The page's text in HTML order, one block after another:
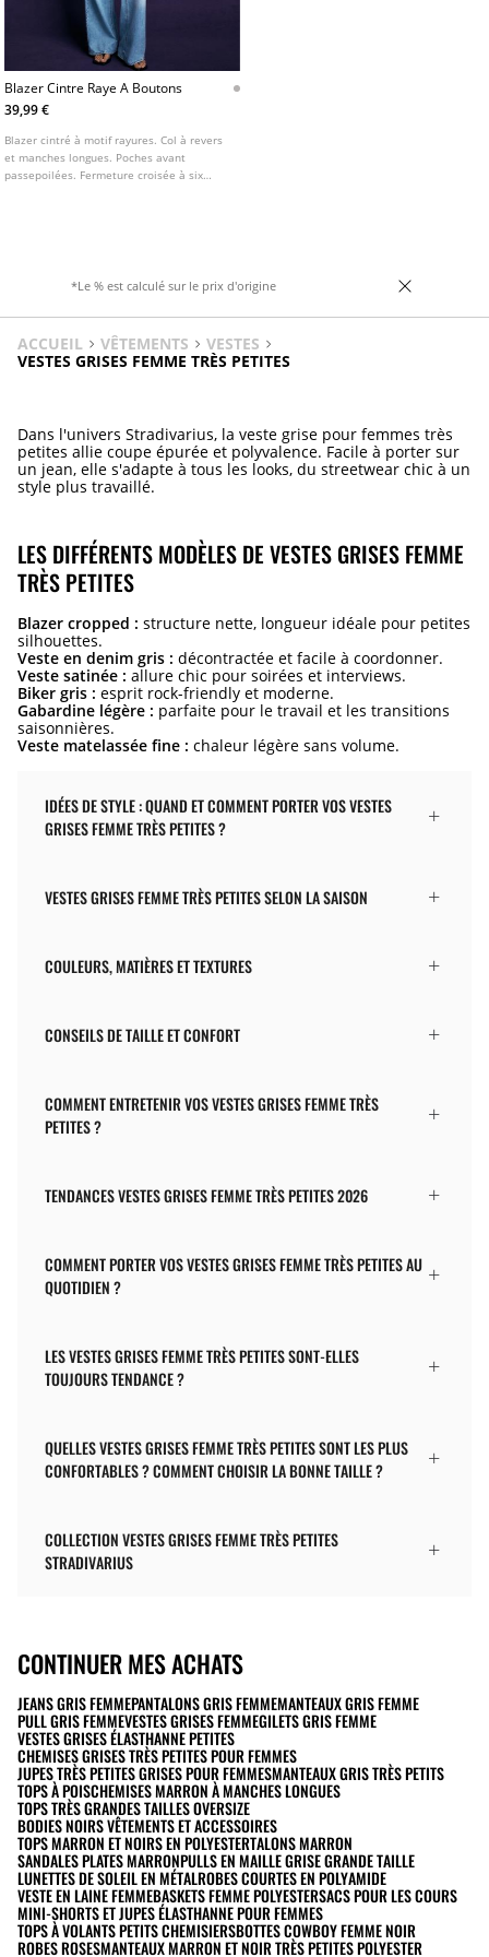
Blazer Cintre Raye A Boutons
39,99 €
Blazer cintré à motif rayures. Col à revers
et manches longues. Poches avant
passepoilées. Fermeture croisée à six
*Le % est calculé sur le prix d'origine
ACCUEIL VÊTEMENTS
VESTES
VESTES GRISES FEMME TRÈS PETITES
Dans l'univers Stradivarius, la veste grise pour femmes très
petites allie coupe épurée et polyvalence. Facile à porter sur
un jean, elle s'adapte à tous les looks, du streetwear chic à un
style plus travaillé.
LES DIFFÉRENTS MODÈLES DE VESTES GRISES FEMME
TRÈS PETITES
Blazer cropped : structure nette, longueur idéale pour petites
silhouettes.
Veste en denim gris : décontractée et facile à coordonner.
Veste satinée : allure chic pour soirées et interviews.
Biker gris : esprit rock-friendly et moderne.
Gabardine légère : parfaite pour le travail et les transitions
saisonnières.
Veste matelassée fine : chaleur légère sans volume.
IDÉES DE STYLE : QUAND ET COMMENT PORTER VOS VESTES
GRISES FEMME TRÈS PETITES ?
VESTES GRISES FEMME TRÈS PETITES SELON LA SAISON
COULEURS, MATIÈRES ET TEXTURES
CONSEILS DE TAILLE ET CONFORT
COMMENT ENTRETENIR VOS VESTES GRISES FEMME TRÈS
PETITES ?
TENDANCES VESTES GRISES FEMME TRÈS PETITES 2026
COMMENT PORTER VOS VESTES GRISES FEMME TRÈS PETITES AU
QUOTIDIEN ?
LES VESTES GRISES FEMME TRÈS PETITES SONT-ELLES
TOUJOURS TENDANCE ?
QUELLES VESTES GRISES FEMME TRÈS PETITES SONT LES PLUS
CONFORTABLES ? COMMENT CHOISIR LA BONNE TAILLE ?
COLLECTION VESTES GRISES FEMME TRÈS PETITES
STRADIVARIUS
CONTINUER MES ACHATS
JEANS GRIS FEMMEPANTALONS GRIS FEMMEMANTEAUX GRIS FEMME
PULL GRIS FEMMEVESTES GRISES FEMMEGILETS GRIS FEMME
VESTES GRISES ÉLASTHANNE PETITES
CHEMISES GRISES TRÈS PETITES POUR FEMMES
JUPES TRÈS PETITES GRISES POUR FEMMESMANTEAUX GRIS TRÈS PETITS
TOPS À POISCHEMISES MARRON À MANCHES LONGUES
TOPS TRÈS GRANDES TAILLES OVERSIZE
BODIES NOIRS VÊTEMENTS ET ACCESSOIRES
TOPS MARRON ET NOIRS EN POLYESTERTALONS MARRON
SANDALES PLATES MARRONPULLS EN MAILLE GRISE GRANDE TAILLE
LUNETTES DE SOLEIL EN MÉTALROBES COURTES EN POLYAMIDE
VESTE EN LAINE FEMMEBASKETS FEMME POLYESTERSACS POUR LES COURS
MINI-SHORTS ET JUPES ÉLASTHANNE POUR FEMMES
TOPS À VOLANTS PETITS CHEMISIERSBOTTES COWBOY FEMME NOIR
ROBES ROSESMANTEAUX MARRON ET NOIR TRÈS PETITES POLYESTER